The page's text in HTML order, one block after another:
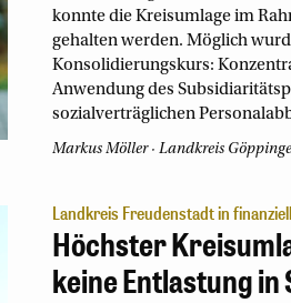
konnte die Kreisumlage im
gehalten werden. Möglich
Konsolidierungskurs:
Anwendung des
sozialverträglichen
Markus Möller Landkreis
Landkreis Freudenstadt in
Höchster
keine Entlastung in